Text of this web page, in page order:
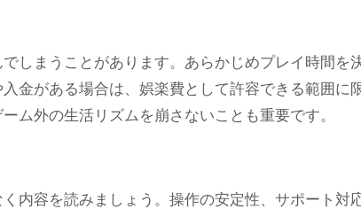
しまうことがあります。あらかじめプレイ時間を
金がある場合は、娯楽費として許容できる範囲に
ム外の生活リズムを崩さないことも重要です。
内容を読みましょう。操作の安定性、サポート対応